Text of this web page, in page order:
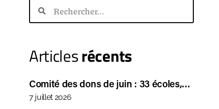
Articlesrécents
Comité des dons de juin : 33 écoles,…
7 juillet 2026